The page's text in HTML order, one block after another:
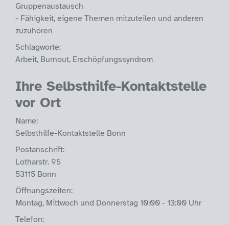
Gruppenaustausch
- Fähigkeit, eigene Themen mitzuteilen und anderen
zuzuhören
Schlagworte:
Arbeit, Burnout, Erschöpfungssyndrom
Ihre Selbsthilfe-Kontaktstelle
vor Ort
Name:
Selbsthilfe-Kontaktstelle Bonn
Postanschrift:
Lotharstr. 95
53115 Bonn
Öffnungszeiten:
Montag, Mittwoch und Donnerstag 10:00 - 13:00 Uhr
Telefon: